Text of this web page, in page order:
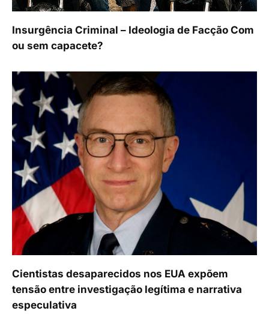
Insurgência Criminal – Ideologia de Facção Com
ou sem capacete?
Cientistas desaparecidos nos EUA expõem
tensão entre investigação legítima e narrativa
especulativa